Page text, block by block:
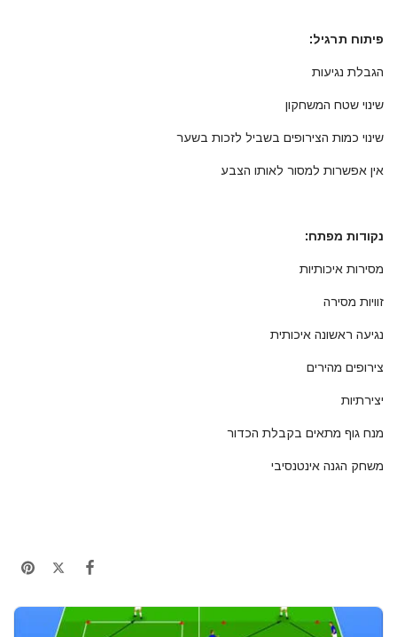
פיתוח תרגיל:
הגבלת נגיעות
שינוי שטח המשחקון
שינוי כמות הצירופים בשביל לזכות בשער
אין אפשרות למסור לאותו הצבע
נקודות מפתח:
מסירות איכותיות
זוויות מסירה
נגיעה ראשונה איכותית
צירופים מהירים
יצירתיות
מנח גוף מתאים בקבלת הכדור
משחק הגנה אינטנסיבי